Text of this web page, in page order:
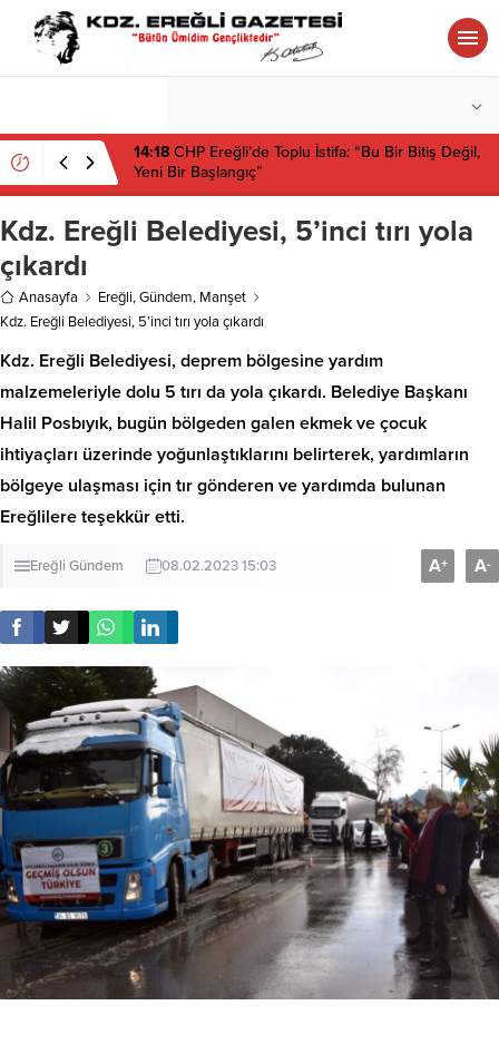
14:18 CHP Ereğli’de Toplu İstifa: “Bu Bir Bitiş Değil,
Yeni Bir Başlangıç”
Kdz. Ereğli Belediyesi, 5’inci tırı yola
çıkardı
Anasayfa Ereğli,Gündem, Manşet
Kdz. Ereğli Belediyesi, 5’inci tırı yola çıkardı
Kdz. Ereğli Belediyesi, deprem bölgesine yardım
malzemeleriyle dolu 5 tırı da yola çıkardı. Belediye Başkanı
Halil Posbıyık, bugün bölgeden galen ekmek ve çocuk
ihtiyaçları üzerinde yoğunlaştıklarını belirterek, yardımların
bölgeye ulaşması için tır gönderen ve yardımda bulunan
Ereğlilere teşekkür etti.
Ereğli Gündem 08.02.2023 15:03 A+ A-